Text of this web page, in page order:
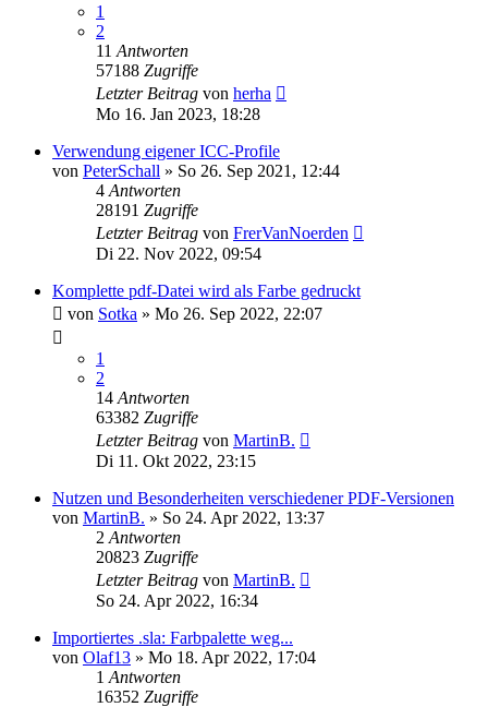
1
2
11 Antworten
57188 Zugriffe
Letzter Beitrag von herha
Mo 16. Jan 2023, 18:28
Verwendung eigener ICC-Profile
von PeterSchall » So 26. Sep 2021, 12:44
4 Antworten
28191 Zugriffe
Letzter Beitrag von FrerVanNoerden
Di 22. Nov 2022, 09:54
Komplette pdf-Datei wird als Farbe gedruckt
von Sotka » Mo 26. Sep 2022, 22:07
1
2
14 Antworten
63382 Zugriffe
Letzter Beitrag von MartinB.
Di 11. Okt 2022, 23:15
Nutzen und Besonderheiten verschiedener PDF-Versionen
von MartinB. » So 24. Apr 2022, 13:37
2 Antworten
20823 Zugriffe
Letzter Beitrag von MartinB.
So 24. Apr 2022, 16:34
Importiertes .sla: Farbpalette weg...
von Olaf13 » Mo 18. Apr 2022, 17:04
1 Antworten
16352 Zugriffe